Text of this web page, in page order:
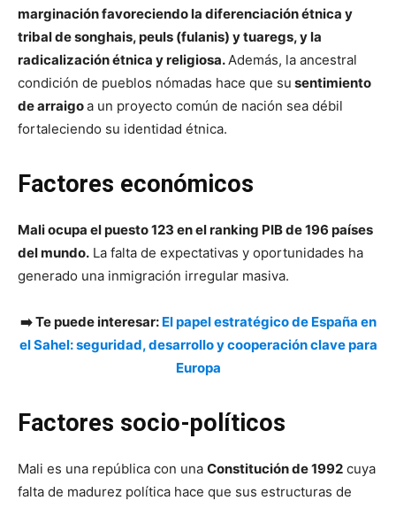
marginación favoreciendo la diferenciación étnica y
tribal de songhais, peuls (fulanis) y tuaregs, y la
radicalización étnica y religiosa. Además, la ancestral
condición de pueblos nómadas hace que su sentimiento
de arraigoa un proyecto común de nación sea débil
fortaleciendo su identidad étnica.
Factores económicos
Mali ocupa el puesto 123 en el ranking PIB de 196 países
del mundo. La falta de expectativas y oportunidades ha
generado una inmigración irregular masiva.
➡️ Te puede interesar: El papel estratégico de España en
el Sahel: seguridad, desarrollo y cooperación clave para
Europa
Factores socio-políticos
Mali es una república con una Constitución de 1992 cuya
falta de madurez política hace que sus estructuras de